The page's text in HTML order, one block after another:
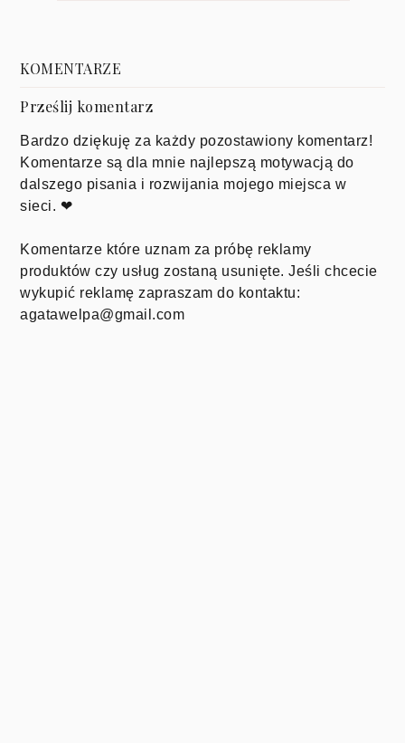
KOMENTARZE
Prześlij komentarz
Bardzo dziękuję za każdy pozostawiony komentarz!
Komentarze są dla mnie najlepszą motywacją do
dalszego pisania i rozwijania mojego miejsca w
sieci. ❤
Komentarze które uznam za próbę reklamy
produktów czy usług zostaną usunięte. Jeśli chcecie
wykupić reklamę zapraszam do kontaktu:
agatawelpa@gmail.com